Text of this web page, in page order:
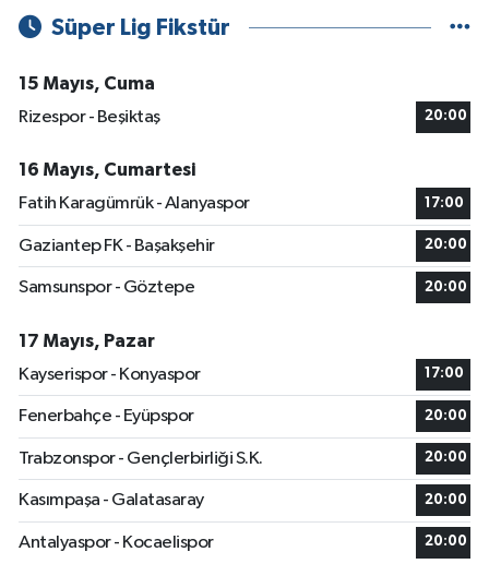
Süper Lig Fikstür
15 Mayıs, Cuma
Rizespor - Beşiktaş
20:00
16 Mayıs, Cumartesi
Fatih Karagümrük - Alanyaspor
17:00
Gaziantep FK - Başakşehir 20:00
Samsunspor - Göztepe 20:00
17 Mayıs, Pazar
Kayserispor - Konyaspor
17:00
Fenerbahçe - Eyüpspor 20:00
Trabzonspor - Gençlerbirliği S.K. 20:00
Kasımpaşa - Galatasaray 20:00
Antalyaspor - Kocaelispor 20:00